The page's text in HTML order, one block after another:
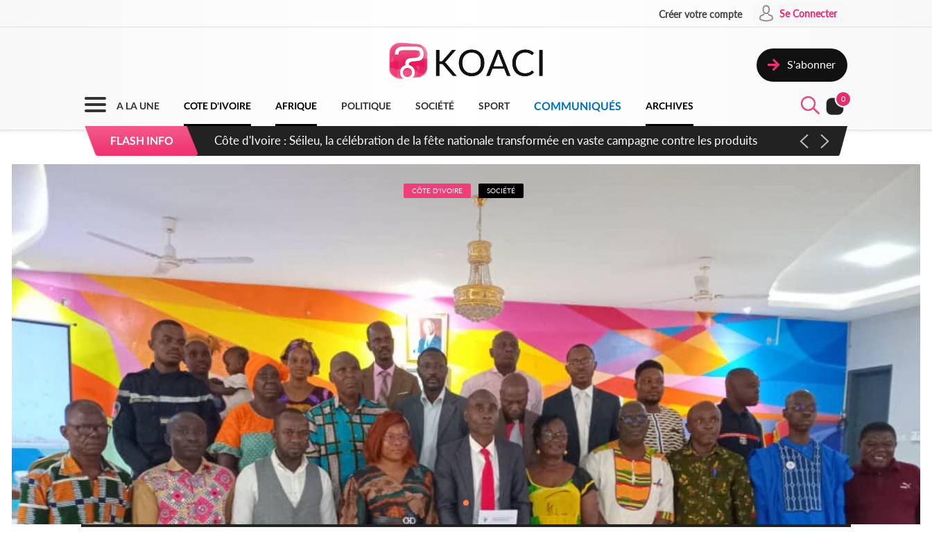
Créer votre compte Se Connecter
S'abonner
A LA UNE COTE D'IVOIRE AFRIQUE POLITIQUE SOCIÉTÉ SPORT COMMUNIQUÉS ARCHIVES
0
FLASH INFO
Côte d'Ivoire : Séileu, la célébration de la fête nationale transformée en vaste campagne contre les produits
dépigmentants dangereux
CÔTE D'IVOIRE SOCIÉTÉ